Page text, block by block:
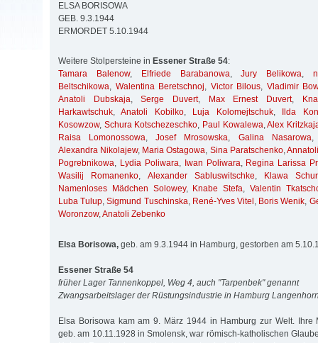
ELSA BORISOWA
GEB. 9.3.1944
ERMORDET 5.10.1944
Weitere Stolpersteine in Essener Straße 54:
Tamara Balenow, Elfriede Barabanowa,Jury Belikowa,
Beltschikowa, Walentina Beretschnoj, Victor Bilous, Vladimir
Anatoli Dubskaja,Serge Duvert, Max Ernest Duvert,
Harkawtschuk,Anatoli Kobilko, Luja Kolomejtschuk,
Ilda
Kosowzow, Schura Kotschezeschko, Paul Kowalewa,Alex
Raisa Lomonossowa,Josef Mrosowska, Galina Nasarowa
Alexandra Nikolajew, Maria Ostagowa, Sina Paratschenko,
Pogrebnikowa, Lydia Poliwara, Iwan Poliwara, Regina Larissa
Wasilij Romanenko, Alexander Sabluswitschke,
Klawa
Namenloses Mädchen Solowey, Knabe Stefa, Valentin
Luba Tulup,Sigmund Tuschinska, René-Yves Vitel , Boris Wenik,
Woronzow,Anatoli Zebenko
Elsa Borisowa, geb. am 9.3.1944 in Hamburg, gestorben am
Essener Straße 54
früher Lager Tannenkoppel, Weg 4, auch "Tarpenbek" genannt
Zwangsarbeitslager der Rüstungsindustrie in Hamburg
Elsa Borisowa kam am 9. März 1944 in Hamburg zur Welt. Ihre
geb. am 10.11.1928 in Smolensk, war römisch-katholischen